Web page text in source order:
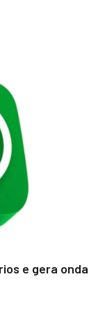
e gera onda